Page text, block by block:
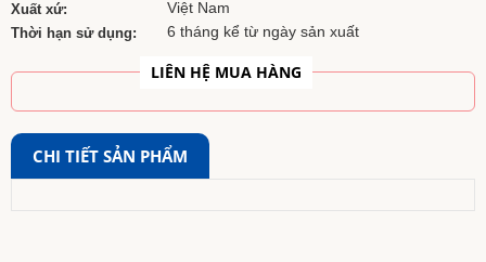
Xuất xứ: Việt Nam
Thời hạn sử dụng: 6 tháng kể từ ngày sản xuất
LIÊN HỆ MUA HÀNG
CHI TIẾT SẢN PHẨM